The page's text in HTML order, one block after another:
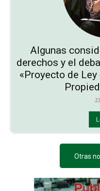
Algunas
derechos y el
«Proyecto de
Otras